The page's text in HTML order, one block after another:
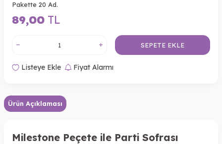
Pakette 20 Ad.
89,00 TL
SEPETE EKLE
Listeye Ekle Fiyat Alarmı
Ürün Açıklaması
Milestone Peçete ile Parti Sofrası